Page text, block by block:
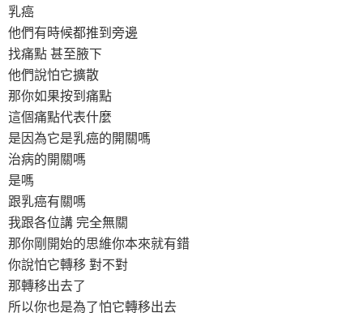
乳癌
他們有時候都推到旁邊
找痛點 甚至腋下
他們說怕它擴散
那你如果按到痛點
這個痛點代表什麼
是因為它是乳癌的開關嗎
治病的開關嗎
是嗎
跟乳癌有關嗎
我跟各位講 完全無關
那你剛開始的思維你本來就有錯
你說怕它轉移 對不對
那轉移出去了
所以你也是為了怕它轉移出去